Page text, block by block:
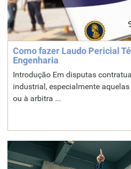
Como fazer Laudo Pericial
Engenharia
Introdução Em disputas
industrial, especialmente
ou à arbitra ...